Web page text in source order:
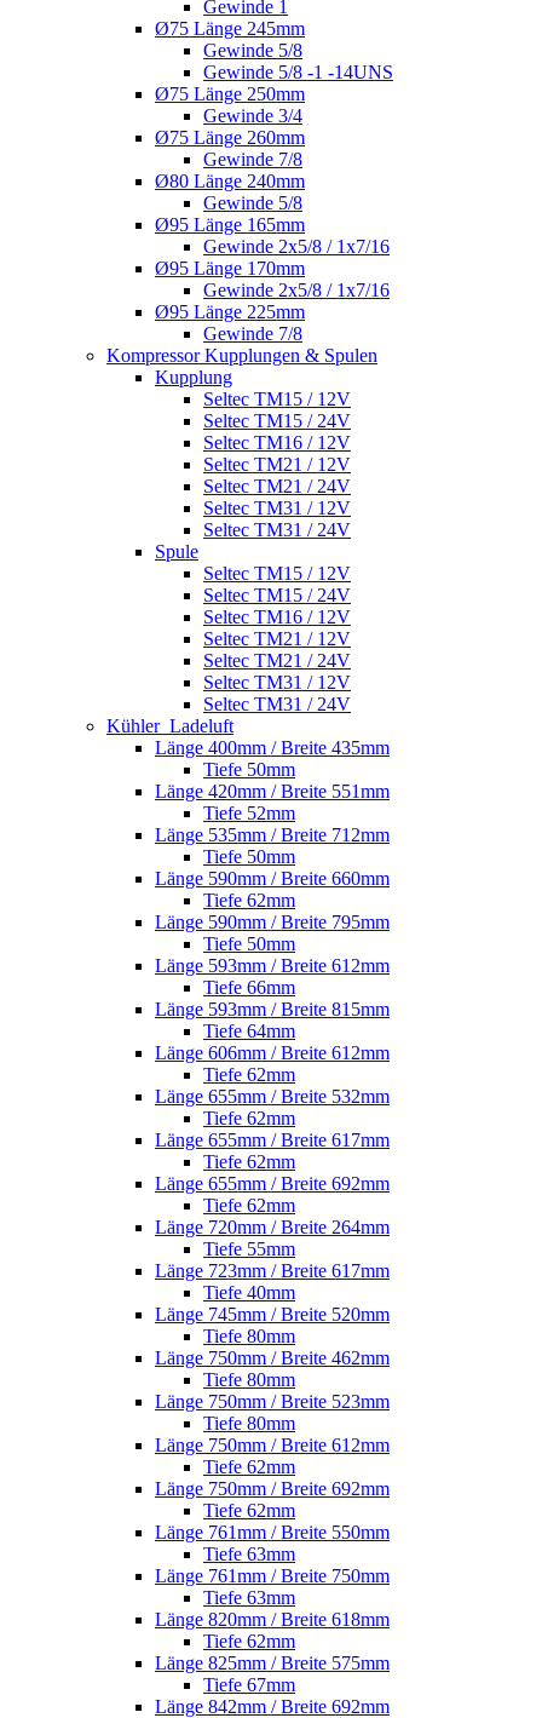
Gewinde 1
Ø75 Länge 245mm
Gewinde 5/8
Gewinde 5/8 -1 -14UNS
Ø75 Länge 250mm
Gewinde 3/4
Ø75 Länge 260mm
Gewinde 7/8
Ø80 Länge 240mm
Gewinde 5/8
Ø95 Länge 165mm
Gewinde 2x5/8 / 1x7/16
Ø95 Länge 170mm
Gewinde 2x5/8 / 1x7/16
Ø95 Länge 225mm
Gewinde 7/8
Kompressor Kupplungen & Spulen
Kupplung
Seltec TM15 / 12V
Seltec TM15 / 24V
Seltec TM16 / 12V
Seltec TM21 / 12V
Seltec TM21 / 24V
Seltec TM31 / 12V
Seltec TM31 / 24V
Spule
Seltec TM15 / 12V
Seltec TM15 / 24V
Seltec TM16 / 12V
Seltec TM21 / 12V
Seltec TM21 / 24V
Seltec TM31 / 12V
Seltec TM31 / 24V
Kühler_Ladeluft
Länge 400mm / Breite 435mm
Tiefe 50mm
Länge 420mm / Breite 551mm
Tiefe 52mm
Länge 535mm / Breite 712mm
Tiefe 50mm
Länge 590mm / Breite 660mm
Tiefe 62mm
Länge 590mm / Breite 795mm
Tiefe 50mm
Länge 593mm / Breite 612mm
Tiefe 66mm
Länge 593mm / Breite 815mm
Tiefe 64mm
Länge 606mm / Breite 612mm
Tiefe 62mm
Länge 655mm / Breite 532mm
Tiefe 62mm
Länge 655mm / Breite 617mm
Tiefe 62mm
Länge 655mm / Breite 692mm
Tiefe 62mm
Länge 720mm / Breite 264mm
Tiefe 55mm
Länge 723mm / Breite 617mm
Tiefe 40mm
Länge 745mm / Breite 520mm
Tiefe 80mm
Länge 750mm / Breite 462mm
Tiefe 80mm
Länge 750mm / Breite 523mm
Tiefe 80mm
Länge 750mm / Breite 612mm
Tiefe 62mm
Länge 750mm / Breite 692mm
Tiefe 62mm
Länge 761mm / Breite 550mm
Tiefe 63mm
Länge 761mm / Breite 750mm
Tiefe 63mm
Länge 820mm / Breite 618mm
Tiefe 62mm
Länge 825mm / Breite 575mm
Tiefe 67mm
Länge 842mm / Breite 692mm